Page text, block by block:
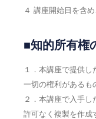
４ 講座開始日を含
■知的所有権
１．本講座で提供
一切の権利があるも
２．本講座で入手
許可なく複製を作成